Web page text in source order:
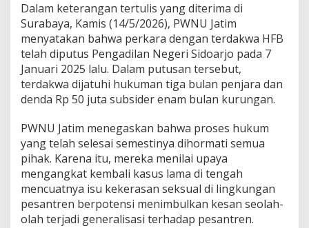
B
e
r
k
e
k
u
a
n
H
u
k
m
T
e
Dalam keterangan tertulis yang diterima di
Surabaya, Kamis (14/5/2026), PWNU Jatim
menyatakan bahwa perkara dengan terdakwa HFB
telah diputus Pengadilan Negeri Sidoarjo pada 7
Januari 2025 lalu. Dalam putusan tersebut,
terdakwa dijatuhi hukuman tiga bulan penjara dan
denda Rp 50 juta subsider enam bulan kurungan.
PWNU Jatim menegaskan bahwa proses hukum
yang telah selesai semestinya dihormati semua
pihak. Karena itu, mereka menilai upaya
mengangkat kembali kasus lama di tengah
mencuatnya isu kekerasan seksual di lingkungan
pesantren berpotensi menimbulkan kesan seolah-
olah terjadi generalisasi terhadap pesantren.